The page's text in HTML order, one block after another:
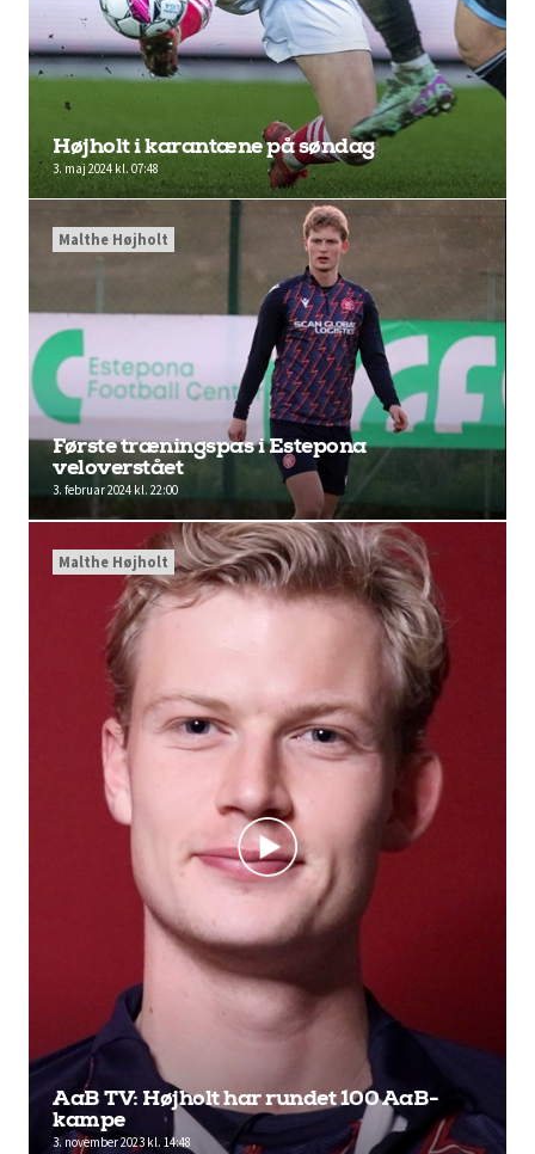
Højholt i karantæne på søndag
3. maj 2024 kl. 07:48
Første træningspas i Estepona
veloverstået
3. februar 2024 kl. 22:00
Malthe Højholt
AaB TV: Højholt har rundet 100 AaB-
kampe
3. november 2023 kl. 14:48
Malthe Højholt